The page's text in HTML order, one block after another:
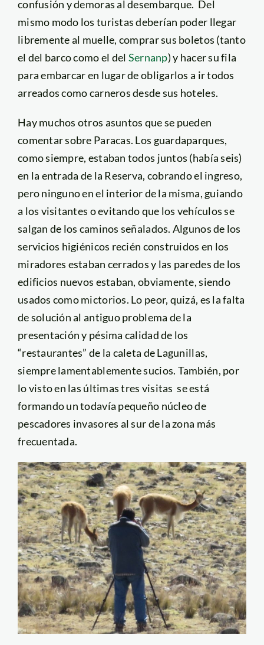
confusión y demoras al desembarque. Del
mismo modo los turistas deberían poder llegar
libremente al muelle, comprar sus boletos (tanto
el del barco como el del Sernanp) y hacer su fila
para embarcar en lugar de obligarlos a ir todos
arreados como carneros desde sus hoteles.
Hay muchos otros asuntos que se pueden
comentar sobre Paracas. Los guardaparques,
como siempre, estaban todos juntos (había seis)
en la entrada de la Reserva, cobrando el ingreso,
pero ninguno en el interior de la misma, guiando
a los visitantes o evitando que los vehículos se
salgan de los caminos señalados. Algunos de los
servicios higiénicos recién construidos en los
miradores estaban cerrados y las paredes de los
edificios nuevos estaban, obviamente, siendo
usados como mictorios. Lo peor, quizá, es la falta
de solución al antiguo problema de la
presentación y pésima calidad de los
“restaurantes” de la caleta de Lagunillas,
siempre lamentablemente sucios. También, por
lo visto en las últimas tres visitas se está
formando un todavía pequeño núcleo de
pescadores invasores al sur de la zona más
frecuentada.